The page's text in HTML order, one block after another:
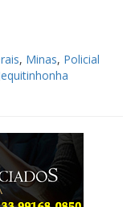
, Minas, Policial